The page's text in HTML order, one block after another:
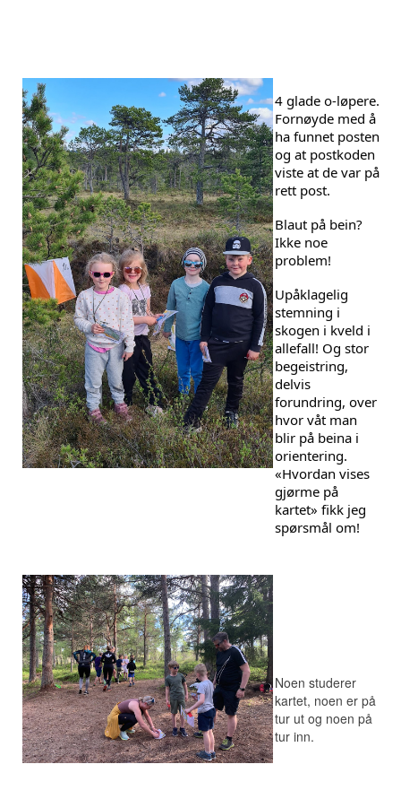
4 glade o-løpere.
Fornøyde med å
ha funnet posten
og at postkoden
viste at de var på
rett post.
Blaut på bein?
Ikke noe
problem!
Upåklagelig
stemning i
skogen i kveld i
allefall! Og stor
begeistring,
delvis
forundring, over
hvor våt man
blir på beina i
orientering.
«Hvordan vises
gjørme på
kartet» fikk jeg
spørsmål om!
Noen studerer
kartet, noen er på
tur ut og noen på
tur inn.